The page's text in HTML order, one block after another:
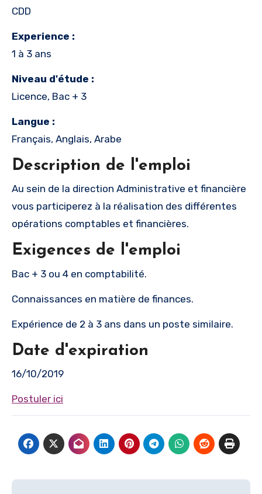
CDD
Experience :
1 à 3 ans
Niveau d'étude :
Licence, Bac + 3
Langue :
Français, Anglais, Arabe
Description de l'emploi
Au sein de la direction Administrative et financière
vous participerez à la réalisation des différentes
opérations comptables et financières.
Exigences de l'emploi
Bac + 3 ou 4 en comptabilité.
Connaissances en matière de finances.
Expérience de 2 à 3 ans dans un poste similaire.
Date d'expiration
16/10/2019
Postuler ici